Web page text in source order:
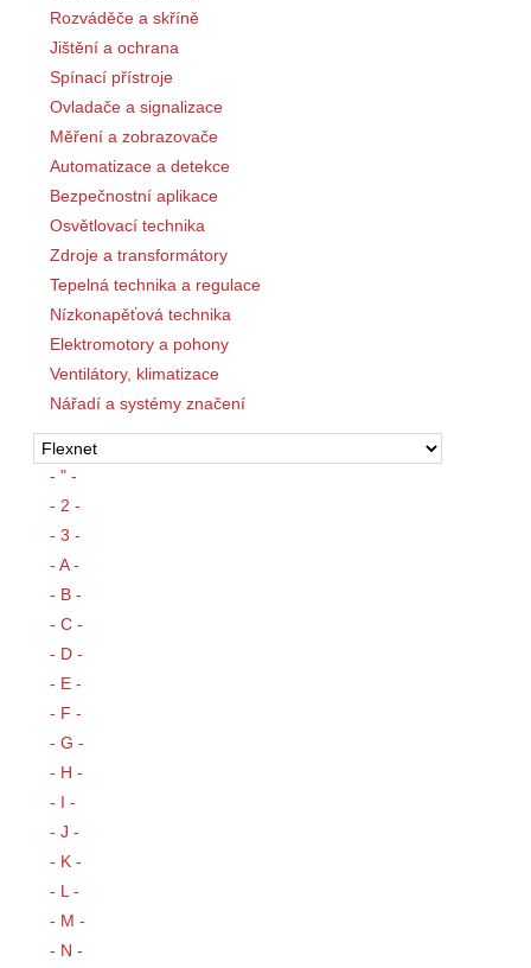
Rozváděče a skříně
Jištění a ochrana
Spínací přístroje
Ovladače a signalizace
Měření a zobrazovače
Automatizace a detekce
Bezpečnostní aplikace
Osvětlovací technika
Zdroje a transformátory
Tepelná technika a regulace
Nízkonapěťová technika
Elektromotory a pohony
Ventilátory, klimatizace
Nářadí a systémy značení
- " -
- 2 -
- 3 -
- A -
- B -
- C -
- D -
- E -
- F -
- G -
- H -
- I -
- J -
- K -
- L -
- M -
- N -